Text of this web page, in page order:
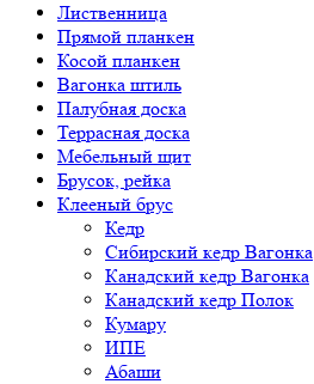
Лиственница
Прямой планкен
Косой планкен
Вагонка штиль
Палубная доска
Террасная доска
Мебельный щит
Брусок, рейка
Клееный брус
Кедр
Сибирский кедр Вагонка
Канадский кедр Вагонка
Канадский кедр Полок
Кумару
ИПЕ
Абаши